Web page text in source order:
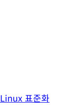
Linux 표준화